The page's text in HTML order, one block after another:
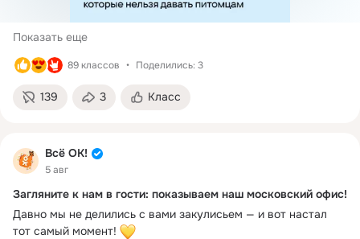
Показать еще
89 классов Поделились: 3
139 3 Класс
Всё ОК!
5 авг
Загляните к нам в гости: показываем наш московский офис!
Давно мы не делились с вами закулисьем — и вот настал
тот самый момент!